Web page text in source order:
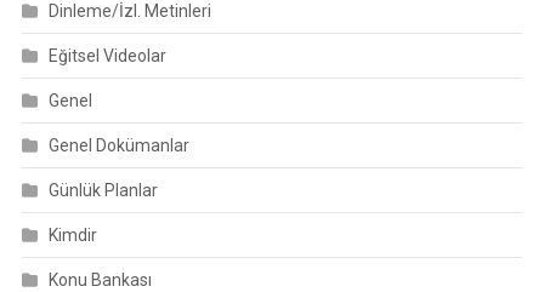
Dinleme/İzl. Metinleri
Eğitsel Videolar
Genel
Genel Dokümanlar
Günlük Planlar
Kimdir
Konu Bankası